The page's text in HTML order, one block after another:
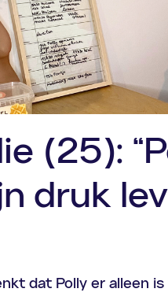
(25):
druk
dat Polly er alleen